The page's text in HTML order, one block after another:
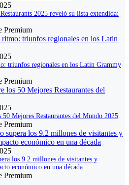
2025 reveló su lista extendida:
Premium
triunfos regionales en los Latin Grammy
Premium
Mejores Restaurantes del Mundo 2025
Premium
los 9.2 millones de visitantes y
económico en una década
Premium